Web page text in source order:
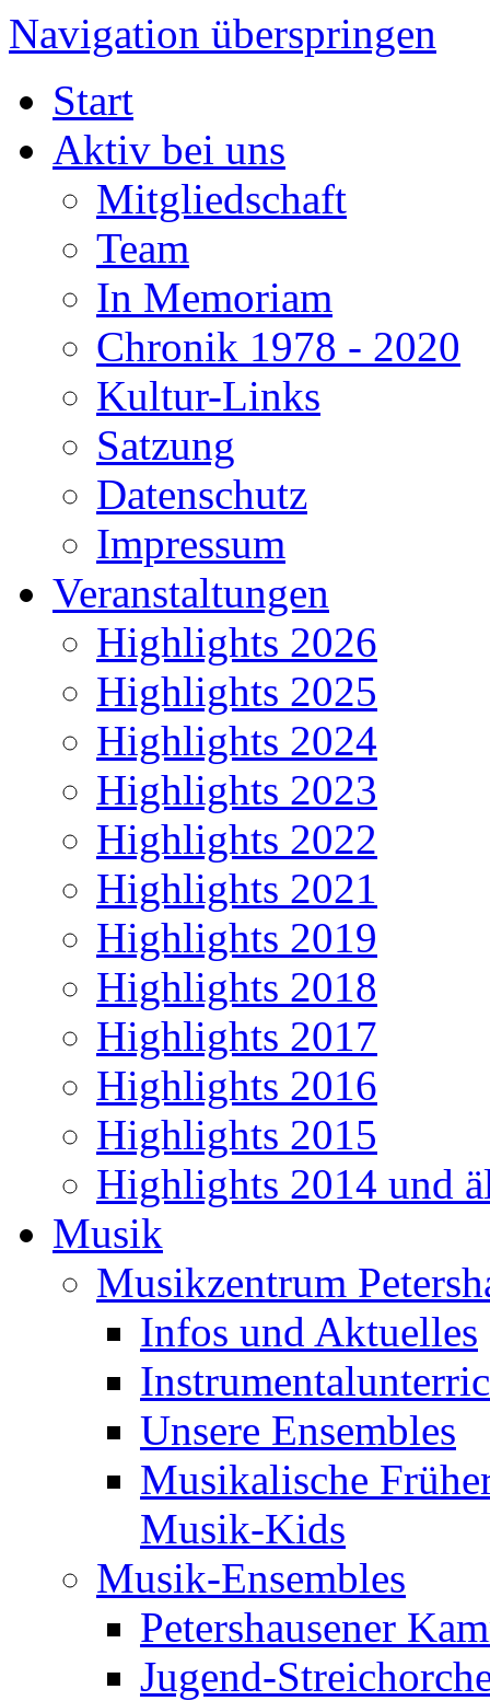
Navigation überspringen
Start
Aktiv bei uns
Mitgliedschaft
Team
In Memoriam
Chronik 1978 - 2020
Kultur-Links
Satzung
Datenschutz
Impressum
Veranstaltungen
Highlights 2026
Highlights 2025
Highlights 2024
Highlights 2023
Highlights 2022
Highlights 2021
Highlights 2019
Highlights 2018
Highlights 2017
Highlights 2016
Highlights 2015
Highlights 2014 und
Musik
Musikzentrum
Infos und Aktuelles
Unsere Ensembles
Musikalische
Musik-Kids
Musik-Ensembles
Petershausener
Jugend-